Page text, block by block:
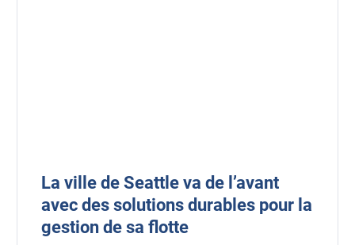
La ville de Seattle va de l’avant
avec des solutions durables pour la
gestion de sa flotte